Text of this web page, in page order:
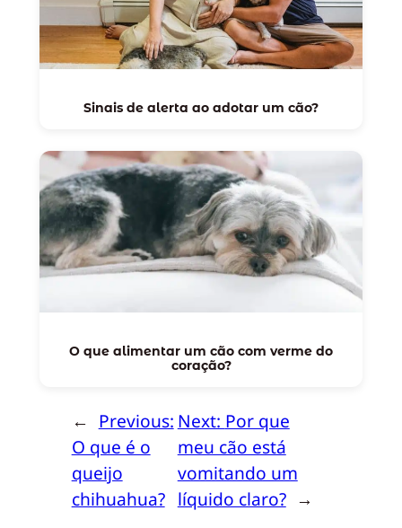
Sinais de alerta ao adotar um cão?
O que alimentar um cão com verme do
coração?
← Previous:
O que é o
queijo
chihuahua?
Next: Por que
meu cão está
vomitando um
líquido claro? →